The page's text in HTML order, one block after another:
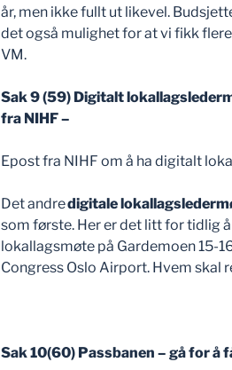
år, men ikke fullt ut likevel.
det også mulighet for at vi fikk
VM.
Sak 9 (59) Digitalt
fra NIHF –
Epost fra NIHF om å ha digitalt
Det andredigitale
som første. Her er det litt for tidlig
lokallagsmøte på Gardemoen 15-
Congress Oslo Airport. Hvem skal
Sak 10(60) Passbanen – gå for